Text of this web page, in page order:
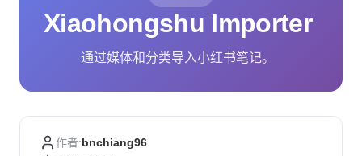
Xiaohongshu Importer
通过媒体和分类导入小红书笔记。
作者:bnchiang96